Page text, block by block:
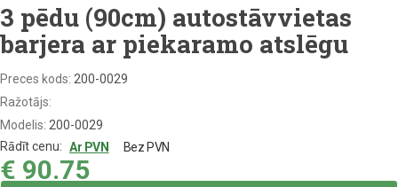
3 pēdu (90cm) autostāvvietas
barjera ar piekaramo atslēgu
Preces kods: 200-0029
Ražotājs:
Modelis: 200-0029
Rādīt cenu: Ar PVN Bez PVN
€ 90.75